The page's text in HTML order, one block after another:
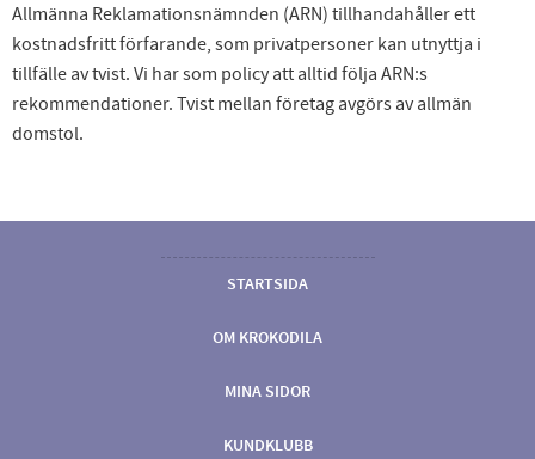
Allmänna Reklamationsnämnden (ARN) tillhandahåller ett
kostnadsfritt förfarande, som privatpersoner kan utnyttja i
tillfälle av tvist. Vi har som policy att alltid följa ARN:s
rekommendationer. Tvist mellan företag avgörs av allmän
domstol.
STARTSIDA
OM KROKODILA
MINA SIDOR
KUNDKLUBB